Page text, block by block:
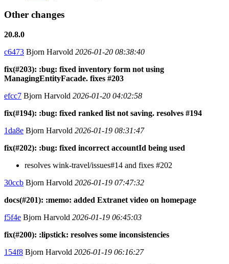
Other changes
20.8.0
c6473 Bjorn Harvold 2026-01-20 08:38:40
fix(#203): :bug: fixed inventory form not using
ManagingEntityFacade. fixes #203
efcc7 Bjorn Harvold 2026-01-20 04:02:58
fix(#194): :bug: fixed ranked list not saving. resolves #194
1da8e Bjorn Harvold 2026-01-19 08:31:47
fix(#202): :bug: fixed incorrect accountId being used
resolves wink-travel/issues#14 and fixes #202
30ccb Bjorn Harvold 2026-01-19 07:47:32
docs(#201): :memo: added Extranet video on homepage
f5f4e Bjorn Harvold 2026-01-19 06:45:03
fix(#200): :lipstick: resolves some inconsistencies
154f8 Bjorn Harvold 2026-01-19 06:16:27